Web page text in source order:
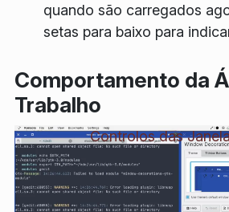
quando são carregados
setas para baixo para
Comportamento da
Trabalho
Controlos das